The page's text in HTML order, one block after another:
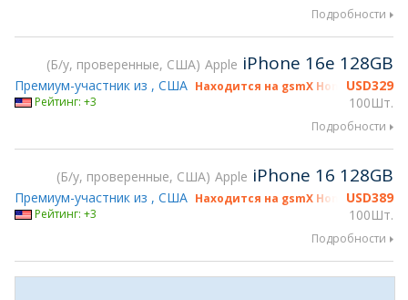
Подробности
Б/у, проверенные, США Apple iPhone 16e 128GB
USD329
100Шт.
Премиум-участник из , США Находится на gsmX Hong Kong 2026
Рейтинг: +3
Подробности
Б/у, проверенные, США Apple iPhone 16 128GB
USD389
100Шт.
Премиум-участник из , США Находится на gsmX Hong Kong 2026
Рейтинг: +3
Подробности